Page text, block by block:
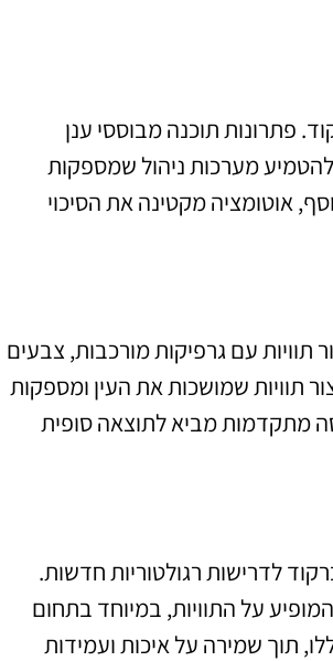
פתרונות תוכנה מבוססי ענן
להטמיע מערכות ניהול שמספקות
אוטומציה מקטינה את הסיכוי
תוויות עם גרפיקות מורכבות, צבעים
תוויות שמושכות את העין ומספקות
מתקדמות מביא לתוצאה סופית
לדרישות רגולטוריות חדשות.
על התוויות, במיוחד בתחום
תוך שמירה על איכות ועמידות